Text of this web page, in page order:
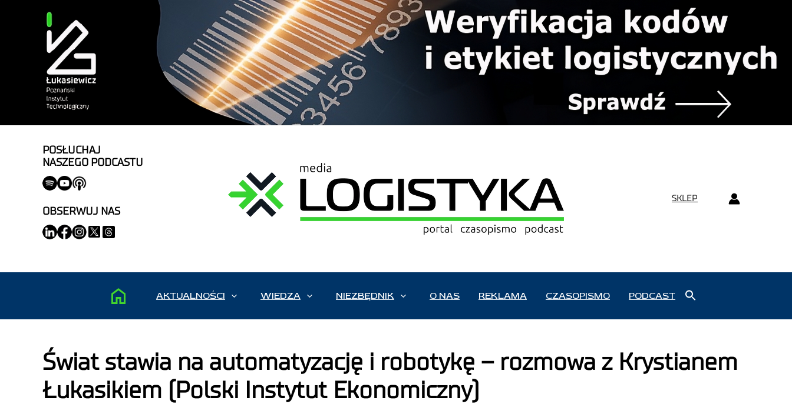
POSŁUCHAJ
NASZEGO PODCASTU
OBSERWUJ NAS
SKLEP
AKTUALNOŚCI WIEDZA NIEZBĘDNIK O NAS REKLAMA CZASOPISMO PODCAST
Świat stawia na automatyzację i robotykę – rozmowa z Krystianem
Łukasikiem (Polski Instytut Ekonomiczny)